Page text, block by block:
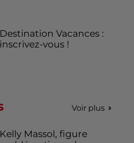
Destination Vacances :
inscrivez-vous !
Voir plus
Kelly Massol, figure